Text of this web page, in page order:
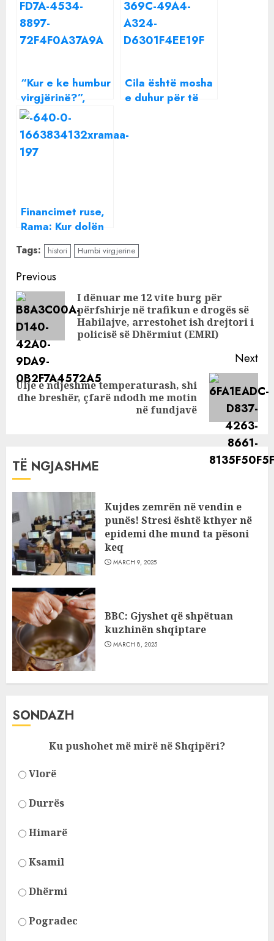
“Kur e ke humbur
virgjërinë?”,
Semi surprizon
ndjekësit me
përgjigjen
Cila është mosha
e duhur për të
Financimet ruse,
Rama: Kur dolën
faktet ju
betoheshit për
virgjërinë e Lulit
Tags: histori Humbi virgjerine
Continue
Reading
Previous
I dënuar me 12 vite burg për
përfshirje në trafikun e drogës së
Habilajve, arrestohet ish drejtori i
policisë së Dhërmiut (EMRI)
Next
Next
Ulje e ndjeshme temperaturash, shi
dhe breshër, çfarë ndodh me motin
në fundjavë
TË NGJASHME
Kujdes zemrën në vendin e
punës! Stresi është kthyer në
epidemi dhe mund ta pësoni
keq
MARCH 9, 2025
BBC: Gjyshet që shpëtuan
kuzhinën shqiptare
MARCH 8, 2025
SONDAZH
Ku pushohet më mirë në Shqipëri?
Vlorë
Durrës
Himarë
Ksamil
Dhërmi
Pogradec